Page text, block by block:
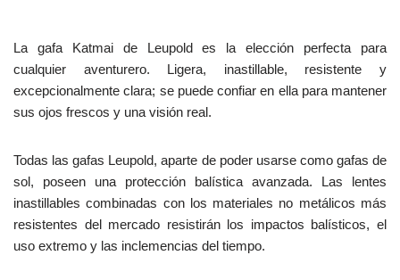
La gafa Katmai de Leupold es la elección perfecta para
cualquier aventurero. Ligera, inastillable, resistente y
excepcionalmente clara; se puede confiar en ella para mantener
sus ojos frescos y una visión real.
Todas las gafas Leupold, aparte de poder usarse como gafas de
sol, poseen una protección balística avanzada. Las lentes
inastillables combinadas con los materiales no metálicos más
resistentes del mercado resistirán los impactos balísticos, el
uso extremo y las inclemencias del tiempo.